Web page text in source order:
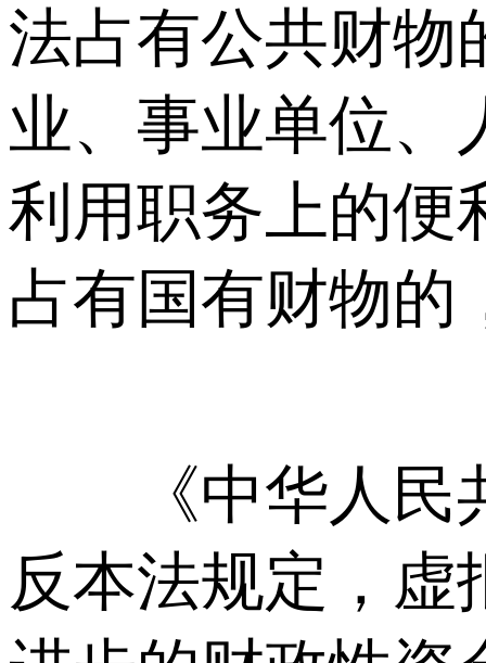
法占有公共财物
业、事业单位、
利用职务上的便
占有国有财物的
《中华人民共
反本法规定，